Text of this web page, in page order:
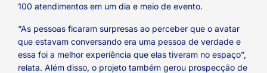
100 atendimentos em um dia e meio de evento.
“As pessoas ficaram surpresas ao perceber que o avatar
que estavam conversando era uma pessoa de verdade e
essa foi a melhor experiência que elas tiveram no espaço”,
relata. Além disso, o projeto também gerou prospecção de